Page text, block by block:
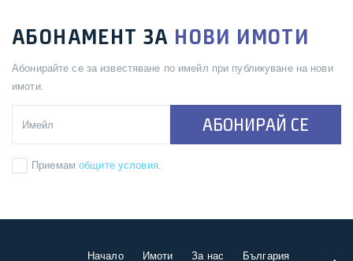
АБОНАМЕНТ ЗА НОВИ ИМОТИ
Абонирайте се за известяване по имейл при публикуване на нови
имоти.
АБОНИРАЙ СЕ
Приемам общите условия.
Начало Имоти За нас България